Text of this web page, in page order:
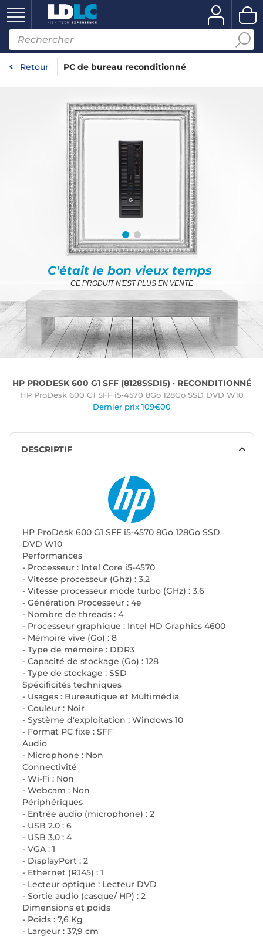
Retour PC de bureau reconditionné
C'était le bon vieux temps
CE PRODUIT N'EST PLUS EN VENTE
HP PRODESK 600 G1 SFF (8128SSDI5) · RECONDITIONNÉ
HP ProDesk 600 G1 SFF i5-4570 8Go 128Go SSD DVD W10
Dernier prix 109€00
DESCRIPTIF
HP ProDesk 600 G1 SFF i5-4570 8Go 128Go SSD
DVD W10
Performances
- Processeur : Intel Core i5-4570
- Vitesse processeur (Ghz) : 3,2
- Vitesse processeur mode turbo (GHz) : 3,6
- Génération Processeur : 4e
- Nombre de threads : 4
- Processeur graphique : Intel HD Graphics 4600
- Mémoire vive (Go) : 8
- Type de mémoire : DDR3
- Capacité de stockage (Go) : 128
- Type de stockage : SSD
Spécificités techniques
- Usages : Bureautique et Multimédia
- Couleur : Noir
- Système d'exploitation : Windows 10
- Format PC fixe : SFF
Audio
- Microphone : Non
Connectivité
- Wi-Fi : Non
- Webcam : Non
Périphériques
- Entrée audio (microphone) : 2
- USB 2.0 : 6
- USB 3.0 : 4
- VGA : 1
- DisplayPort : 2
- Ethernet (RJ45) : 1
- Lecteur optique : Lecteur DVD
- Sortie audio (casque/ HP) : 2
Dimensions et poids
- Poids : 7,6 Kg
- Largeur : 37,9 cm